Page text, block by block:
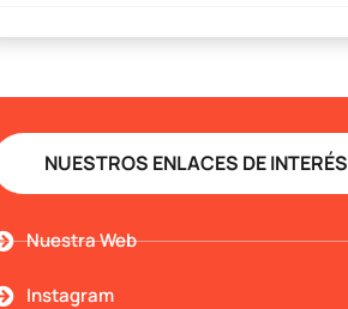
NUESTROS ENLACES DE INTERÉS
Nuestra Web
Instagram